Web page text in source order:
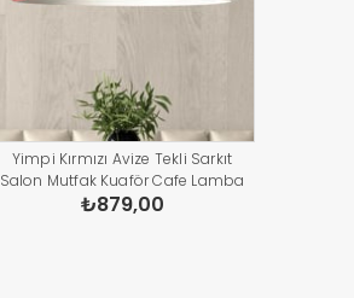
Yimpi Kırmızı Avize Tekli Sarkıt
Salon Mutfak Kuaför Cafe Lamba
Dekoratif Aydınlatma Pastane
₺879,00